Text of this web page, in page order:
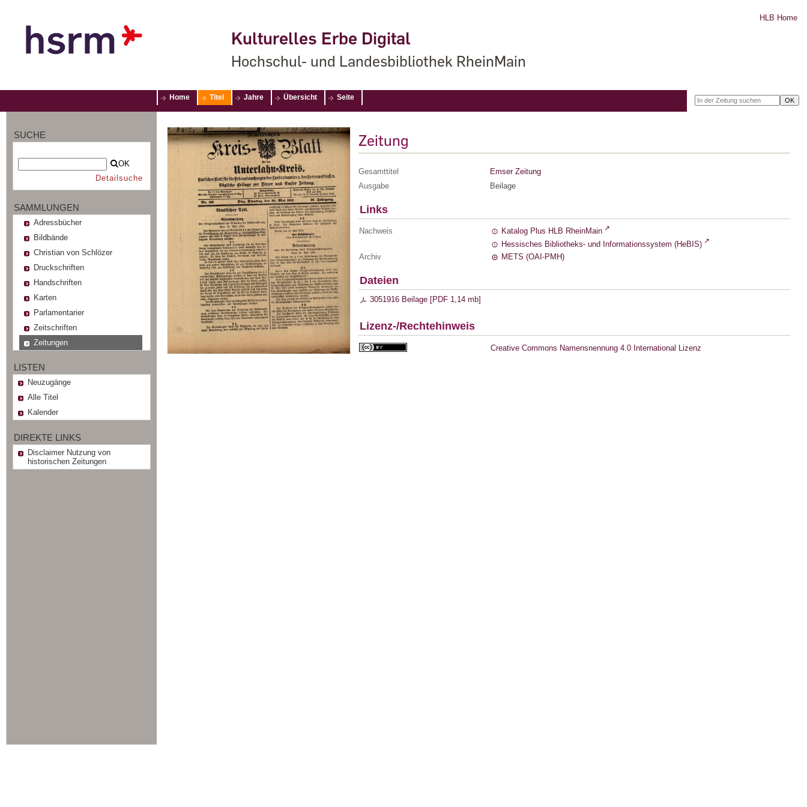
Kulturelles Erbe Digital
Hochschul- und Landesbibliothek RheinMain
HLB Home
Home Titel Jahre Übersicht Seite
SUCHE
OK
Detailsuche
SAMMLUNGEN
Adressbücher
Bildbände
Christian von Schlözer
Druckschriften
Handschriften
Karten
Parlamentarier
Zeitschriften
Zeitungen
LISTEN
Neuzugänge
Alle Titel
Kalender
DIREKTE LINKS
Disclaimer Nutzung von
historischen Zeitungen
Zeitung
Gesamttitel
Emser Zeitung
Ausgabe
Beilage
Links
Nachweis
Katalog Plus HLB RheinMain
Hessisches Bibliotheks- und Informationssystem (HeBIS)
Archiv
METS (OAI-PMH)
Dateien
3051916 Beilage [PDF 1,14 mb]
Lizenz-/Rechtehinweis
Creative Commons Namensnennung 4.0 International Lizenz